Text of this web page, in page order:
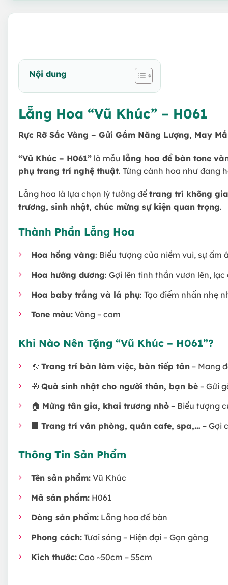
Nội dung
Lẵng Hoa “Vũ Khúc” – H061
Rực Rỡ Sắc Vàng – Gửi Gắm Năng Lượng, May
“Vũ Khúc – H061” là mẫu lẵng hoa để bàn tone
phụ trang trí nghệ thuật. Từng cánh hoa như đang
Lẵng hoa là lựa chọn lý tưởng để trang trí không
trương, sinh nhật, chúc mừng sự kiện quan trọng.
Thành Phần Lẵng Hoa
Hoa hồng vàng: Biểu tượng của niềm vui, sự ấm
Hoa hướng dương: Gợi lên tinh thần vươn lên,
Hoa baby trắng và lá phụ: Tạo điểm nhấn nhẹ
Tone màu: Vàng – cam
Khi Nào Nên Tặng “Vũ Khúc – H061”?
🌞 Trang trí bàn làm việc, bàn tiếp tân – Mang
🎁 Quà sinh nhật cho người thân, bạn bè – Gửi
🏠 Mừng tân gia, khai trương nhỏ – Biểu tượng
🏢 Trang trí văn phòng, quán cafe, spa,… – Gợi
Thông Tin Sản Phẩm
Tên sản phẩm: Vũ Khúc
Mã sản phẩm: H061
Dòng sản phẩm: Lẵng hoa để bàn
Phong cách: Tươi sáng – Hiện đại – Gọn gàng
Kích thước: Cao ~50cm – 55cm